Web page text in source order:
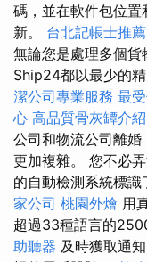
碼，並在軟件包位
新。 台北記帳士推薦
無論您是處理多個貨
Ship24都以最少的
潔公司專業服務 最
心 高品質骨灰罈介紹
公司和物流公司離
更加複雜。 您不必
的自動檢測系統標識
家公司 桃園外燴 用
超過33種語言的
助聽器 及時獲取通